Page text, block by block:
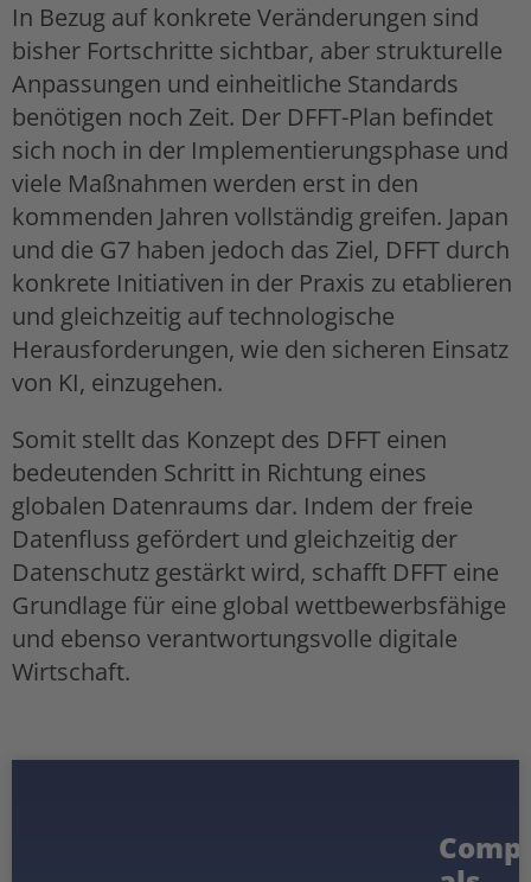
In Bezug auf konkrete Veränderungen sind
bisher Fortschritte sichtbar, aber strukturelle
Anpassungen und einheitliche Standards
benötigen noch Zeit. Der DFFT-Plan befindet
sich noch in der Implementierungsphase und
viele Maßnahmen werden erst in den
kommenden Jahren vollständig greifen. Japan
und die G7 haben jedoch das Ziel, DFFT durch
konkrete Initiativen in der Praxis zu etablieren
und gleichzeitig auf technologische
Herausforderungen, wie den sicheren Einsatz
von KI, einzugehen.
Somit stellt das Konzept des DFFT einen
bedeutenden Schritt in Richtung eines
globalen Datenraums dar. Indem der freie
Datenfluss gefördert und gleichzeitig der
Datenschutz gestärkt wird, schafft DFFT eine
Grundlage für eine global wettbewerbsfähige
und ebenso verantwortungsvolle digitale
Wirtschaft.